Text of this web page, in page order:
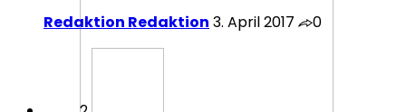
Redaktion Redaktion 3. April 2017 0